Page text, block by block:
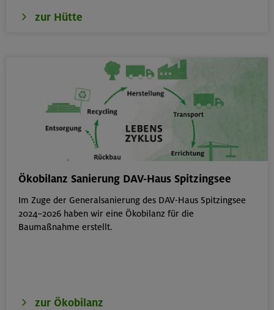
22./23.08.26
Bouldern für Einsteiger indoor
München
zur Hütte
Ökobilanz Sanierung DAV-Haus Spitzingsee
Im Zuge der Generalsanierung des DAV-Haus Spitzingsee
2024–2026 haben wir eine Ökobilanz für die
Baumaßnahme erstellt.
zur Ökobilanz